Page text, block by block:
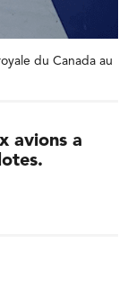
du Canada au
avions a